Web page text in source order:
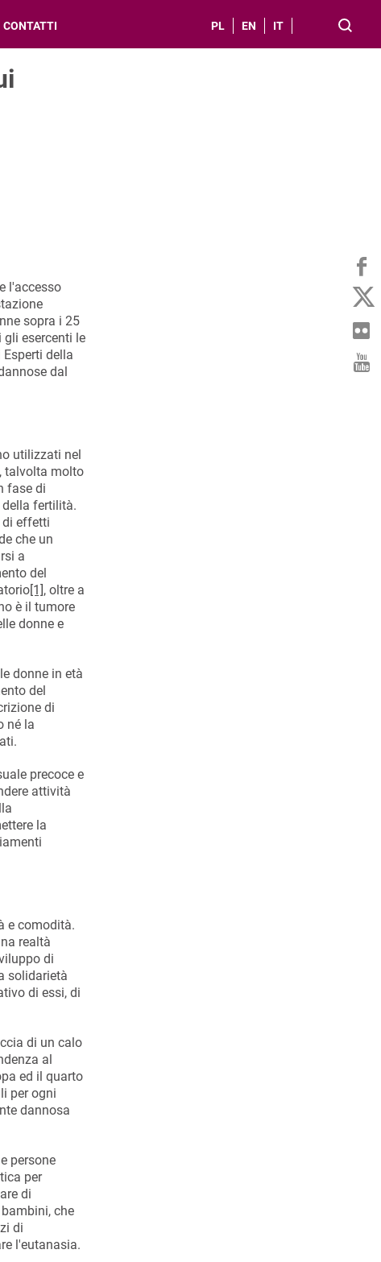
CONTATTI PL EN IT
l'accesso
sopra i 25
esercenti le
della
dal
utilizzati nel
talvolta molto
fase di
fertilità.
di effetti
che un
a
del
[1], oltre a
è il tumore
donne e
donne in età
del
di
né la
precoce e
attività
la
e comodità.
realtà
di
solidarietà
di essi, di
di un calo
al
ed il quarto
per ogni
dannosa
persone
per
di
che
di
l'eutanasia.